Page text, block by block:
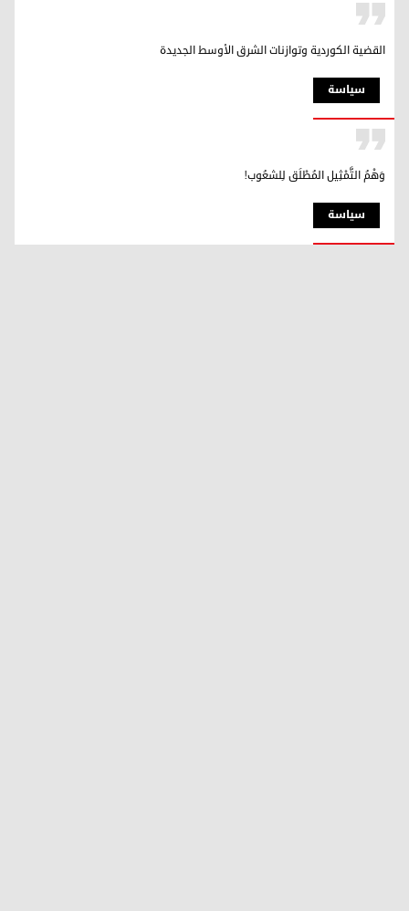
سیاسة
القضية الكوردية وتوازنات الشرق الأوسط الجديدة
سیاسة
وَهْمُ التَّمْثِيل المُطْلَق لِلشعُوب!